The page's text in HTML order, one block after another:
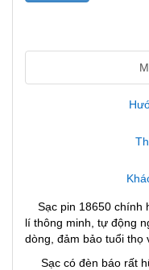
Sạc pin 18650 chính
lí thông minh, tự động
dòng, đảm bảo tuổi thọ
Sạc có đèn báo rất